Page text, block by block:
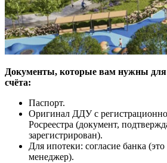
Документы, которые вам нужны для
счёта:
Паспорт.
Оригинал ДДУ с
Росреестра (документ,
зарегистрирован).
Для ипотеки: согласие банка
менеджер).